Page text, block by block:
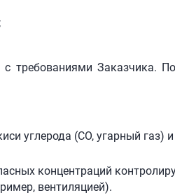
требованиями Заказчика.
углерода (СО, угарный газ)
концентраций
вентиляцией).